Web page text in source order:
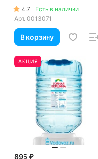
4.7
Есть в наличии
Арт. 0013071
В корзину
АКЦИЯ
895 ₽